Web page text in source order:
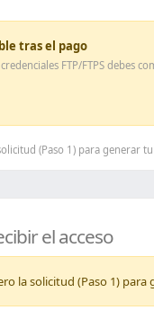
tras el pago
FTP/FTPS debes
(Paso 1) para generar tu
el acceso
la solicitud (Paso 1) para